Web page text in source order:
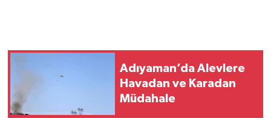
Adıyaman’da Alevlere
Havadan ve Karadan
Müdahale